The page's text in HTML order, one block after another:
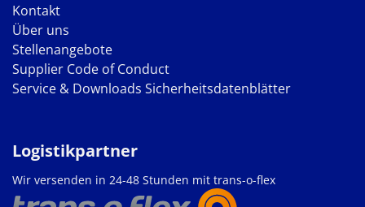
Kontakt
Über uns
Stellenangebote
Supplier Code of Conduct
Service & Downloads Sicherheitsdatenblätter
Logistikpartner
Wir versenden in 24-48 Stunden mit trans-o-flex